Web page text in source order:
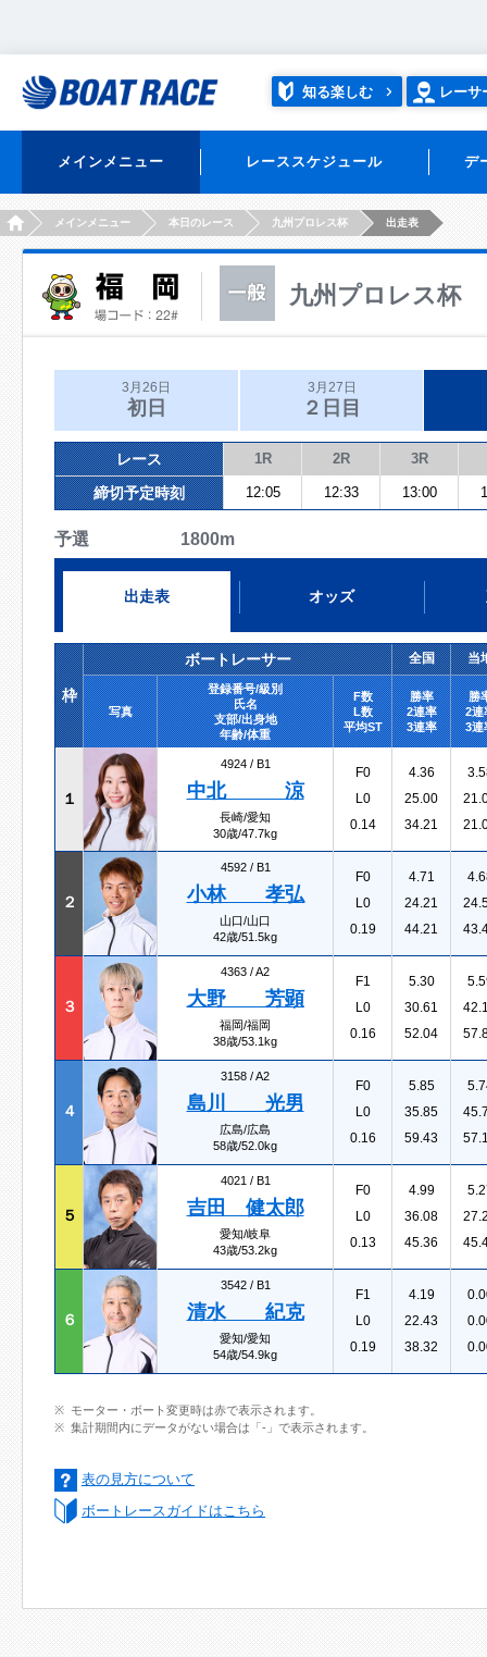
知る楽しむ レーサ
メインメニュー レーススケジュール デ
HOMEメインメニュー 本日のレース 九州プロレス杯 出走表
九州プロレス杯
3月26日
初日
3月27日
２日目
レース 1R 2R 3R
締切予定時刻 12:05 12:33 13:00
予選 1800m
出走表 オッズ
枠
ボートレーサー 全国 当
写真
登録番号/級別
氏名
支部/出身地
年齢/体重
F数
L数
平均ST
勝率
2連率
3連率
勝
2連
3連
１
4924 / B1
中北 涼
長崎/愛知
30歳/47.7kg
F0
L0
0.14
4.36
25.00
34.21
２
4592 / B1
小林 孝弘
山口/山口
42歳/51.5kg
F0
L0
0.19
4.71
24.21
44.21
３
4363 /A2
大野 芳顕
福岡/福岡
38歳/53.1kg
F1
L0
0.16
5.30
30.61
52.04
４
3158 /A2
島川 光男
広島/広島
58歳/52.0kg
F0
L0
0.16
5.85
35.85
59.43
５
4021 / B1
吉田 健太郎
愛知/岐阜
43歳/53.2kg
F0
L0
0.13
4.99
36.08
45.36
６
3542 / B1
清水 紀克
愛知/愛知
54歳/54.9kg
F1
L0
0.19
4.19
22.43
38.32
モーター・ボート変更時は赤で表示されます。
集計期間内にデータがない場合は「-」で表示されます。
表の見方について
ボートレースガイドはこちら